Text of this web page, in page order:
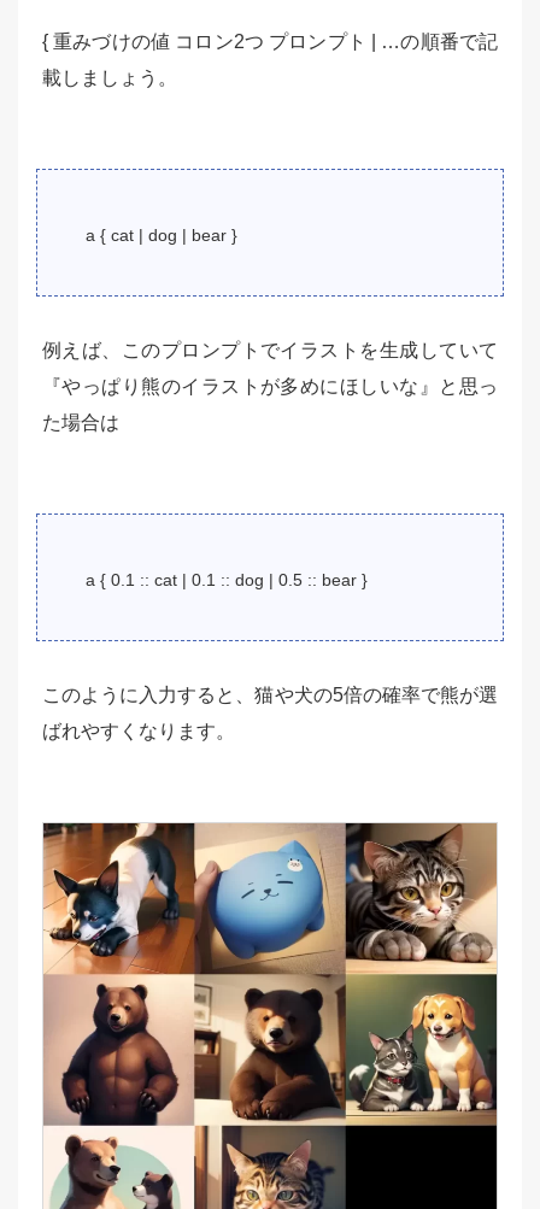
{ 重みづけの値 コロン2つ プロンプト | …の順番で記
載しましょう。
a { cat | dog | bear }
例えば、このプロンプトでイラストを生成していて
『やっぱり熊のイラストが多めにほしいな』と思っ
た場合は
a { 0.1 :: cat | 0.1 :: dog | 0.5 :: bear }
このように入力すると、猫や犬の5倍の確率で熊が選
ばれやすくなります。